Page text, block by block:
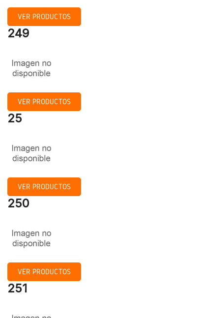
VER PRODUCTOS
249
VER PRODUCTOS
25
VER PRODUCTOS
250
VER PRODUCTOS
251